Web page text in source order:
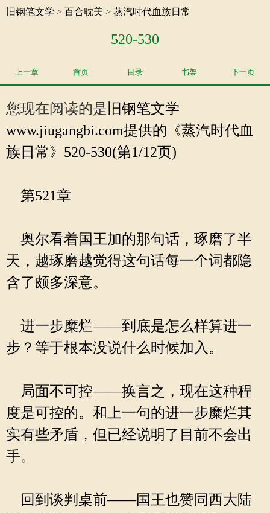
旧钢笔文学 > 百合耽美 > 蒸汽时代血族日常
520-530
上一章 首页 目录 书架 下一页
您现在阅读的是 旧钢笔文学
www.jiugangbi.com提供的《蒸汽时代血
族日常》520-530(第1/12页)
第521章
奥尔看着国王加的那句话，琢磨了半
天，越琢磨越觉得这句话每一个词都隐
含了颇多深意。
进一步糜烂——到底是怎么样算进一
步？等于根本没说什么时候加入。
局面不可控——换言之，现在这种程
度是可控的。和上一句的进一步糜烂其
实有些矛盾，但已经说明了目前不会出
手。
回到谈判桌前——国王也赞同西大陆